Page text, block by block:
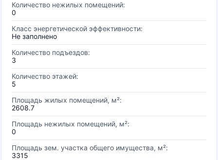
Количество нежилых помещений:
0
Класс энергетической эффективности:
Не заполнено
Количество подъездов:
3
Количество этажей:
5
Площадь жилых помещений, м²:
2608.7
Площадь нежилых помещений, м²:
0
Площадь зем. участка общего имущества, м²:
3315